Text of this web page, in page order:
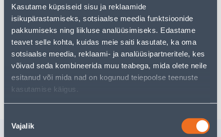
Kasutame küpsiseid sisu ja reklaamide
isikupärastamiseks, sotsiaalse meedia funktsioonide
pakkumiseks ning liikluse analüüsimiseks. Edastame
teavet selle kohta, kuidas meie saiti kasutate, ka oma
sotsiaalse meedia, reklaami- ja analüüsipartneritele, kes
võivad seda kombineerida muu teabega, mida olete neile
esitanud või mida nad on kogunud teiepoolse teenuste
kasutamise käigus.
valik
Vajalik
• Plastikust rippuv lillepotiümbris beeži värvusega ja
läbimõõduga 37 cm.
• Kasutamiseks nii sise- kui välistingimustes.
• Külmakindel ja peab vastu UV-kiirgusele.
• 14-päevane tagastusõigus.
Sarnased tooted